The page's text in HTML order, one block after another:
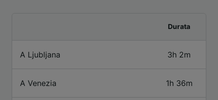
Durata
A Ljubljana 3h 2m
A Venezia 1h 36m
Scansione attiva delle caratteristiche del
accedervi. Pubblicità e contenuti
pubblico, sviluppo di servizi.